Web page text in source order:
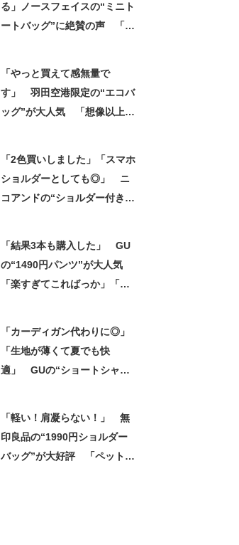
る」ノースフェイスの“ミニト
ートバッグ”に絶賛の声 「と
「やっと買えて感無量で
す」 羽田空港限定の“エコバ
ッグ”が大人気 「想像以上に
「2色買いしました」「スマホ
ショルダーとしても◎」 ニ
コアンドの“ショルダー付き財
「結果3本も購入した」 GU
の“1490円パンツ”が大人気
「楽すぎてこればっか」「洗
「カーディガン代わりに◎」
「生地が薄くて夏でも快
適」 GUの“ショートシャ
「軽い！肩凝らない！」 無
印良品の“1990円ショルダー
バッグ”が大好評 「ペットボ